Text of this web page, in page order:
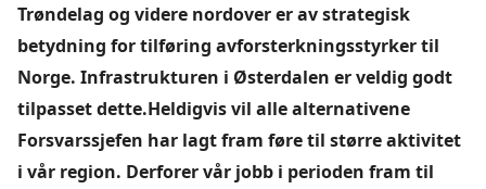
Trøndelag og videre nordover er av strategisk
betydning for tilføring avforsterkningsstyrker til
Norge. Infrastrukturen i Østerdalen er veldig godt
tilpasset dette.Heldigvis vil alle alternativene
Forsvarssjefen har lagt fram føre til større aktivitet
i vår region. Derforer vår jobb i perioden fram til